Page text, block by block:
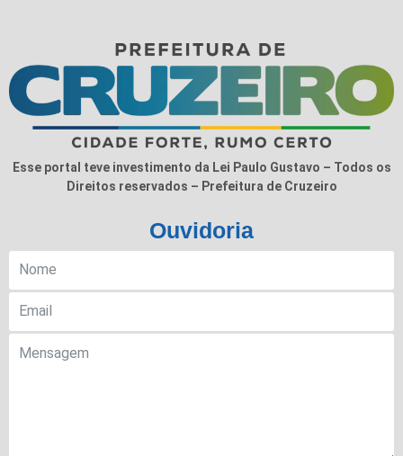
Esse portal teve investimento da Lei Paulo Gustavo – Todos os
Direitos reservados – Prefeitura de Cruzeiro
Ouvidoria